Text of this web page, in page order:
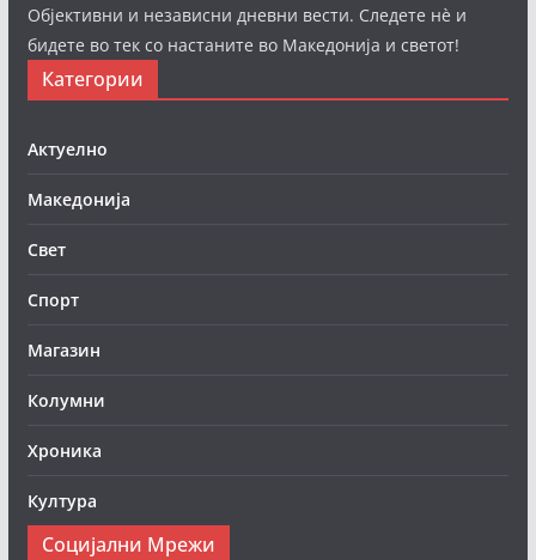
Објективни и независни дневни вести. Следете нè и
бидете во тек со настаните во Македонија и светот!
Категории
Актуелно
Македонија
Свет
Спорт
Магазин
Колумни
Хроника
Култура
Социјални Мрежи